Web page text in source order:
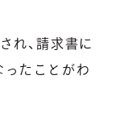
れ、請求書に
ったことがわ